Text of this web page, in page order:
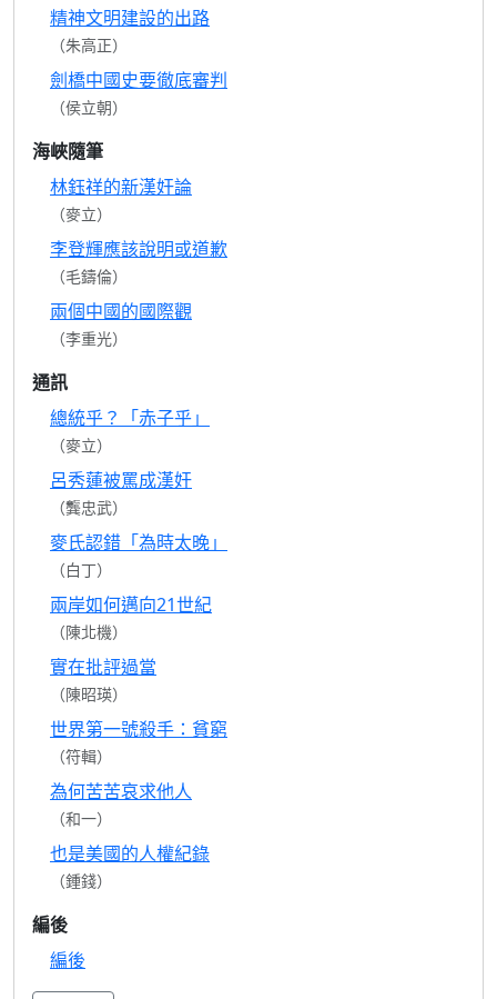
精神文明建設的出路
（朱高正）
劍橋中國史要徹底審判
（侯立朝）
海峽隨筆
林鈺祥的新漢奸論
（麥立）
李登輝應該說明或道歉
（毛鑄倫）
兩個中國的國際觀
（李重光）
通訊
總統乎？「赤子乎」
（麥立）
呂秀蓮被罵成漢奸
（龔忠武）
麥氏認錯「為時太晚」
（白丁）
兩岸如何邁向21世紀
（陳北機）
實在批評過當
（陳昭瑛）
世界第一號殺手：貧窮
（符輯）
為何苦苦哀求他人
（和一）
也是美國的人權紀錄
（鍾錢）
編後
編後